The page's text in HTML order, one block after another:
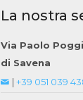
La nostra
Via Paolo
di Savena
| +39 051 039